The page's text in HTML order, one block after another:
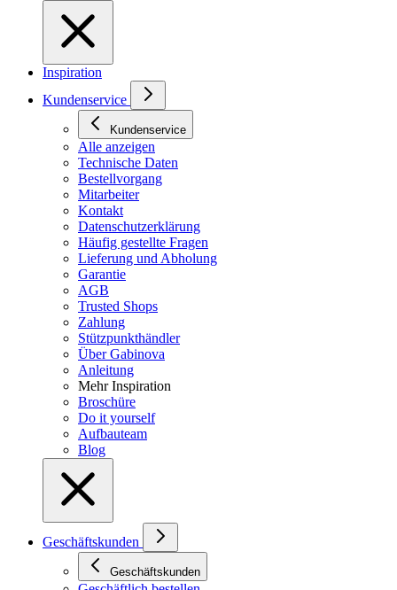
Inspiration
Kundenservice
Kundenservice
Alle anzeigen
Technische Daten
Bestellvorgang
Mitarbeiter
Kontakt
Datenschutzerklärung
Häufig gestellte Fragen
Lieferung und Abholung
Garantie
AGB
Trusted Shops
Zahlung
Stützpunkthändler
Über Gabinova
Anleitung
Mehr Inspiration
Broschüre
Do it yourself
Aufbauteam
Blog
Geschäftskunden
Geschäftskunden